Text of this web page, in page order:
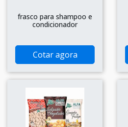
frasco para shampoo e
condicionador
Cotar agora